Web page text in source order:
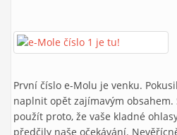
První číslo e-Molu je venku.
naplnit opět zajímavým obsahem.
použít proto, že vaše kladné
předčily naše očekávání.